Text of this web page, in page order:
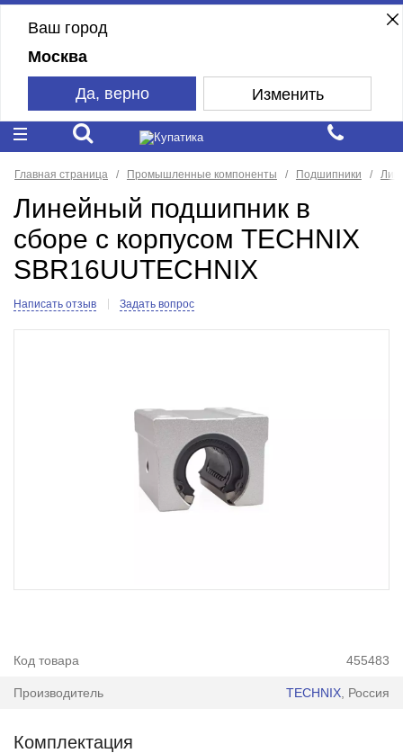
Ваш город
Москва
Да, верно Изменить
Главная страница Промышленные компоненты Подшипники
Линейный подшипник в
сборе с корпусом TECHNIX
SBR16UUTEСHNIX
Написать отзыв Задать вопрос
Код товара 455483
Производитель TECHNIX , Россия
Комплектация